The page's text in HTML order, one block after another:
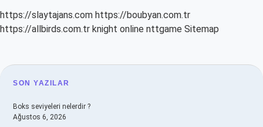
https://slaytajans.com https://boubyan.com.tr
https://allbirds.com.tr knight online nttgame Sitemap
SIDEBAR
SON YAZILAR
Boks seviyeleri nelerdir ?
Ağustos 6, 2026